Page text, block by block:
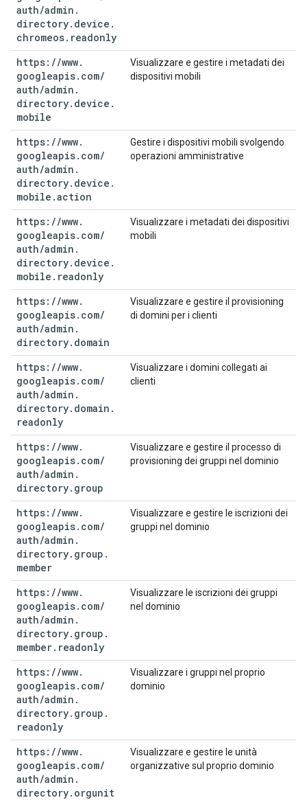
auth/admin .
directory. device .
chromeos. readonly
https: //www.
googleapis. com/
auth/admin .
directory. device .
mobile
Visualizzare e gestire i metadati dei
dispositivi mobili
https: //www.
googleapis. com/
auth/admin .
directory. device .
mobile .action
Gestire i dispositivi mobili svolgendo
operazioni amministrative
https: //www.
googleapis. com/
auth/admin .
directory. device .
mobile . readonly
Visualizzare i metadati dei dispositivi
mobili
https: //www.
googleapis. com/
auth/admin .
directory. domain
Visualizzare e gestire il provisioning
di domini per i clienti
https: //www.
googleapis. com/
auth/admin .
directory. domain .
readonly
Visualizzare i domini collegati ai
clienti
https: //www.
googleapis. com/
auth/admin .
directory. group
Visualizzare e gestire il processo di
provisioning dei gruppi nel dominio
https: //www.
googleapis. com/
auth/admin .
directory. group .
member
Visualizzare e gestire le iscrizioni dei
gruppi nel dominio
https: //www.
googleapis. com/
auth/admin .
directory. group .
member. readonly
Visualizzare le iscrizioni dei gruppi
nel dominio
https: //www.
googleapis. com/
auth/admin .
directory. group .
readonly
Visualizzare i gruppi nel proprio
dominio
https: //www.
googleapis. com/
auth/admin .
directory. orgunit
Visualizzare e gestire le unità
organizzative sul proprio dominio